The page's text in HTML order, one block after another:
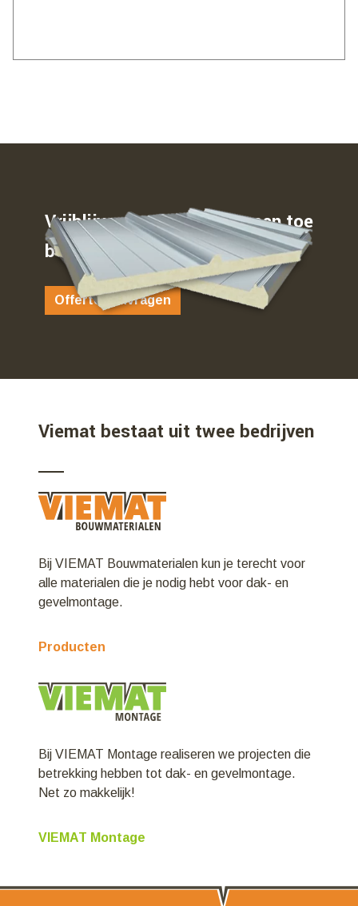
Vrijblijvend weten waar u aan toe
bent…
Offerte aanvragen
Viemat bestaat uit twee bedrijven
Bij VIEMAT Bouwmaterialen kun je terecht voor
alle materialen die je nodig hebt voor dak- en
gevelmontage.
Producten
Bij VIEMAT Montage realiseren we projecten die
betrekking hebben tot dak- en gevelmontage.
Net zo makkelijk!
VIEMAT Montage